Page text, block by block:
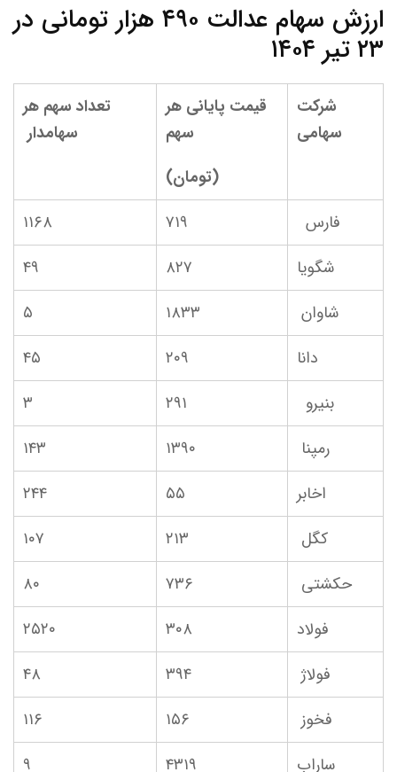
ارزش سهام عدالت ۴۹۰ هزار تومانی در
۲۳ تیر ۱۴۰۴
شرکت
سهامی
قیمت پایانی هر
سهم
(تومان)
تعداد سهم هر
سهامدار
فارس ۷۱۹
۱۱۶۸
شگویا
۸۲۷
۴۹
شاوان
۱۸۳۳
۵
دانا
۲۰۹
۴۵
بنیرو
۲۹۱
۳
رمپنا
۱۳۹۰
۱۴۳
اخابر
۵۵
۲۴۴
کگل
۲۱۳
۱۰۷
حکشتی‌
۷۳۶
فولاد
۳۰۸
۲۵۲۰
فولاژ
۳۹۴
۴۸
فخوز
۱۵۶
۱۱۶
ساراب
۴۳۱۹ ۹